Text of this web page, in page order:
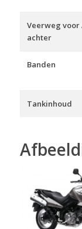
Veerweg voor
achter
Banden
Tankinhoud